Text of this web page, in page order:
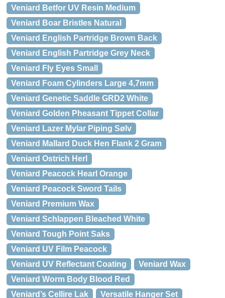
Veniard Betfor UV Resin Medium
Veniard Boar Bristles Natural
Veniard English Partridge Brown Back
Veniard English Partridge Grey Neck
Veniard Fly Eyes Small
Veniard Foam Cylinders Large 4,7mm
Veniard Genetic Saddle GRD2 White
Veniard Golden Pheasant Tippet Collar
Veniard Lazer Mylar Piping Sølv
Veniard Mallard Duck Hen Flank 2 Gram
Veniard Ostrich Herl
Veniard Peacock Hearl Orange
Veniard Peacock Sword Tails
Veniard Premium Wax
Veniard Schlappen Bleached White
Veniard Tough Point Saks
Veniard UV Film Peacock
Veniard UV Reflectant Coating
Veniard Wax
Veniard Worm Body Blood Red
Veniard’s Cellire Lak
Versatile Hanger Set